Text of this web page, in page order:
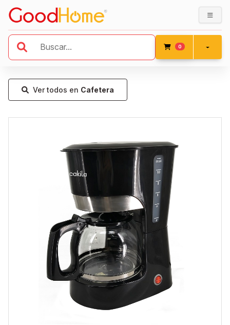
0ítems en el carrito
Ver todos en Cafetera